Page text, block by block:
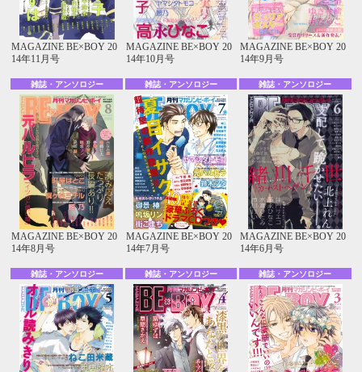
MAGAZINE BE×BOY 20
14年11月号
MAGAZINE BE×BOY 20
14年10月号
MAGAZINE BE×BOY 20
14年9月号
雑誌・アンソロジー
MAGAZINE BE×BOY 20
14年8月号
雑誌・アンソロジー
MAGAZINE BE×BOY 20
14年7月号
雑誌・アンソロジー
MAGAZINE BE×BOY 20
14年6月号
雑誌・アンソロジー 雑誌・アンソロジー 雑誌・アンソロジー